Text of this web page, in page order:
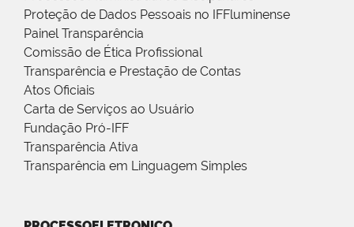
Proteção de Dados Pessoais no IFFluminense
Painel Transparência
Comissão de Ética Profissional
Transparência e Prestação de Contas
Atos Oficiais
Carta de Serviços ao Usuário
Fundação Pró-IFF
Transparência Ativa
Transparência em Linguagem Simples